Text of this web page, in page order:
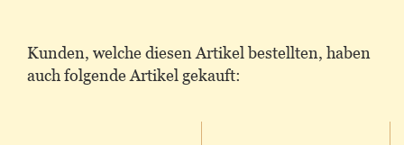
Kunden, welche diesen Artikel bestellten, haben
auch folgende Artikel gekauft: